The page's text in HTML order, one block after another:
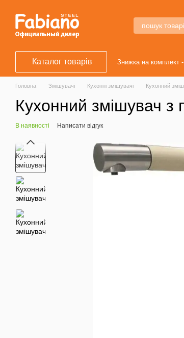
Каталог товарів Знижка на комплект
Головна Змішувачі Кухонні змішувачі Кухонний
Кухонний змішувач з
В наявності Написати відгук